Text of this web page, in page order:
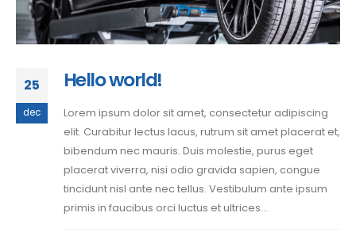
25
dec
Hello world!
Lorem ipsum dolor sit amet, consectetur adipiscing
elit. Curabitur lectus lacus, rutrum sit amet placerat et,
bibendum nec mauris. Duis molestie, purus eget
placerat viverra, nisi odio gravida sapien, congue
tincidunt nisl ante nec tellus. Vestibulum ante ipsum
primis in faucibus orci luctus et ultrices...